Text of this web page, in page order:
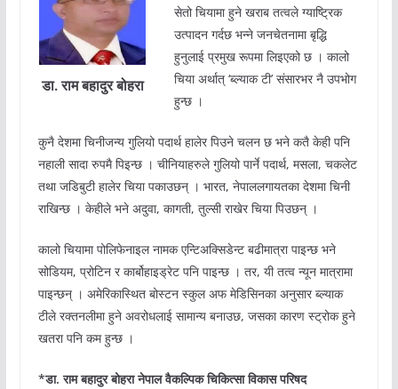
डा. राम बहादुर बोहरा
सेतो चियामा हुने खराब तत्वले ग्याष्ट्रिक
उत्पादन गर्दछ भन्ने जनचेतनामा बृद्धि
हुनुलाई प्रमुख रूपमा लिइएको छ । कालो
चिया अर्थात् ‘ब्ल्याक टी’ संसारभर नै उपभोग
हुन्छ ।
कुनै देशमा चिनीजन्य गुलियो पदार्थ हालेर पिउने चलन छ भने कतै केही पनि
नहाली सादा रुपमै पिइन्छ । चीनियाहरुले गुलियो पार्ने पदार्थ, मसला, चकलेट
तथा जडिबुटी हालेर चिया पकाउछन् । भारत, नेपाललगायतका देशमा चिनी
राखिन्छ । केहीले भने अदुवा, कागती, तुल्सी राखेर चिया पिउछन् ।
कालो चियामा पोलिफेनाइल नामक एन्टिअक्सिडेन्ट बढीमात्रा पाइन्छ भने
सोडियम, प्रोटिन र कार्बोहाइड्रेट पनि पाइन्छ । तर, यी तत्व न्यून मात्रामा
पाइन्छन् । अमेरिकास्थित बोस्टन स्कुल अफ मेडिसिनका अनुसार ब्ल्याक
टीले रक्तनलीमा हुने अवरोधलाई सामान्य बनाउछ, जसका कारण स्ट्रोक हुने
खतरा पनि कम हुन्छ ।
*डा. राम बहादुर बोहरा नेपाल वैकल्पिक चिकित्सा विकास परिषद